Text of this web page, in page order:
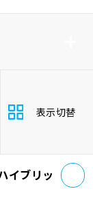
シ
リッド
高
表示切替
イブリッ